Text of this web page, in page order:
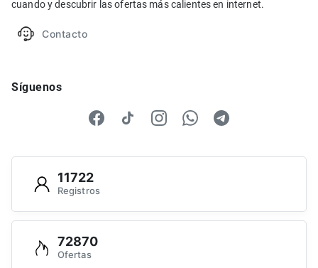
cuando y descubrir las ofertas más calientes en internet.
Contacto
Síguenos
11722
Registros
72870
Ofertas